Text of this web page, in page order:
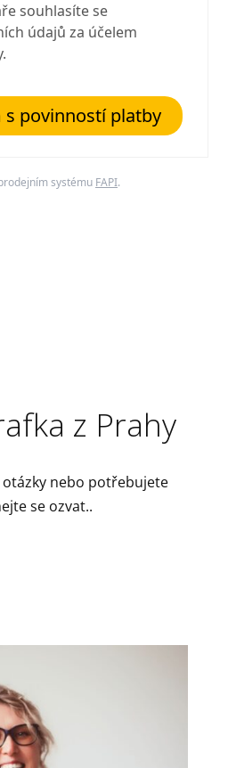
souhlasíte se
údajů za účelem
s povinností platby
systému FAPI.
z Prahy
nebo potřebujete
se ozvat..